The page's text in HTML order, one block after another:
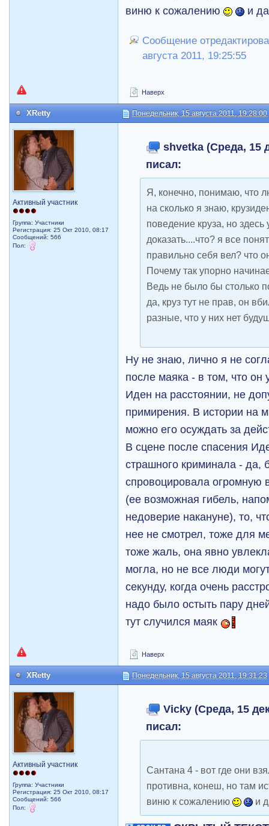
виню к сожалению
и
Сообщение
августа 2011, 19:25:55
Наверх
XRetty Понедельник, 15 августа 2011, 19:28:00
Активный участник
Группа: Участники
Регистрация: 25 Окт 2010, 08:17
Сообщений: 566
Пол:
shvetka (Среда, 15
писал:
Я, конечно, понимаю, что
на сколько я знаю,
поведение круза, но
доказать....что? я все
правильно себя вел? что
Почему так упорно
Ведь не было бы столько
да, круз тут не прав, он
разные, что у них нет
Ну не знаю, лично я не
после маяка - в том, что он
Иден на расстоянии, не
примирения. В истории на
можно его осуждать за
В сцене после спасения
страшного криминала - да,
спровоцировала огромную
(ее возможная гибель,
недоверие накануне), то,
нее не смотрел, тоже для
тоже жаль, она явно
могла, но не все люди
секунду, когда очень
надо было остыть пару
тут случился маяк
Наверх
XRetty Понедельник, 15 августа 2011, 19:31:23
Активный участник
Группа: Участники
Регистрация: 25 Окт 2010, 08:17
Сообщений: 566
Пол:
Vicky (Среда, 15
писал:
Сантана 4 - вот где они
противна, конеш, но там
виню к сожалению
и